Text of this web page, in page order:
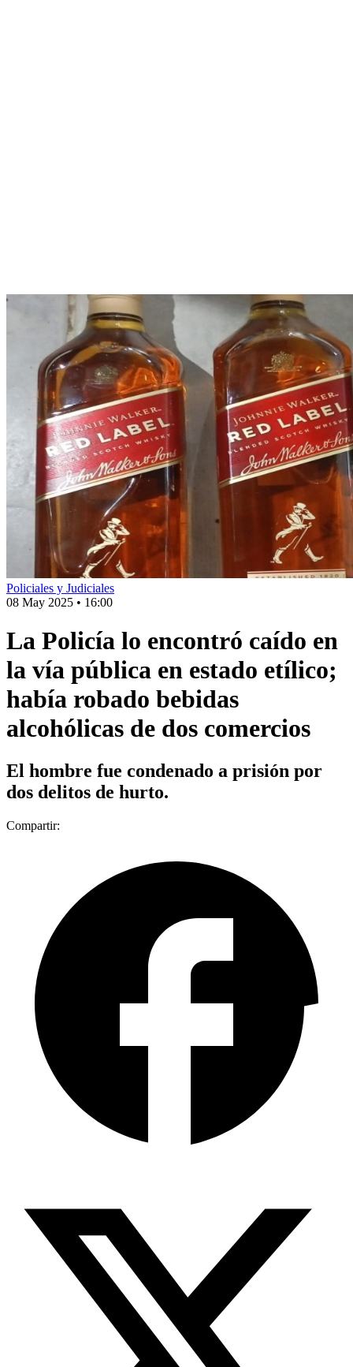
Policiales y Judiciales
08 May 2025 • 16:00
La Policía lo encontró caído en
la vía pública en estado etílico;
había robado bebidas
alcohólicas de dos comercios
El hombre fue condenado a prisión por
dos delitos de hurto.
Compartir: